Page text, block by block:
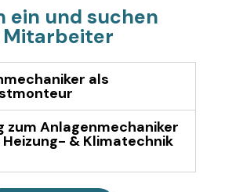
ein und suchen
Mitarbeiter
als
zum Anlagenmechaniker
& Klimatechnik